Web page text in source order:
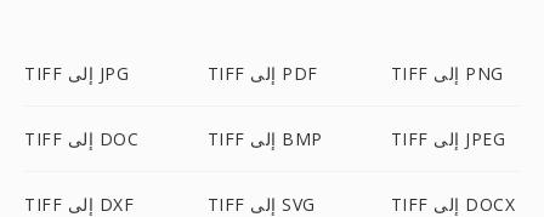
TIFF إلى JPG TIFF إلى PDF TIFF إلى PNG
TIFF إلى DOC TIFF إلى BMP TIFF إلى JPEG
TIFF إلى DXF TIFF إلى SVG TIFF إلى DOCX